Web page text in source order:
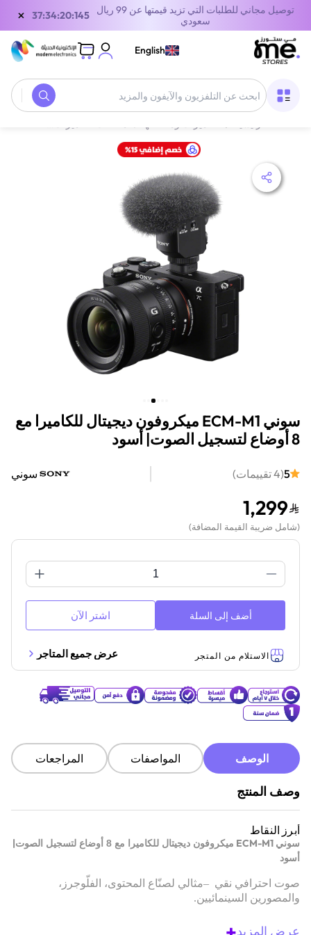
توصيل مجاني للطلبات التي تزيد قيمتها عن 99 ريال
سعودي
37:34:20:145
×
English
سوني ECM-M1 ميكروفون ديجيتال للكاميرا مع
8 أوضاع لتسجيل الصوت| أسود
5
(
4تقييمات) سوني
1,299
(شامل ضريبة القيمة المضافة)
أضف إلى السلة اشتر الآن
الاستلام من المتجر عرض جميع المتاجر
الوصف المواصفات المراجعات
وصف المنتج
أبرز النقاط
سوني ECM-M1 ميكروفون ديجيتال للكاميرا مع 8 أوضاع لتسجيل الصوت |
أسود
صوت احترافي نقي –مثالي لصنّاع المحتوى، الفلّوجرز،
والمصورين السينمائيين.
تقليل الضوضاء الخلفية
عرض المزيد